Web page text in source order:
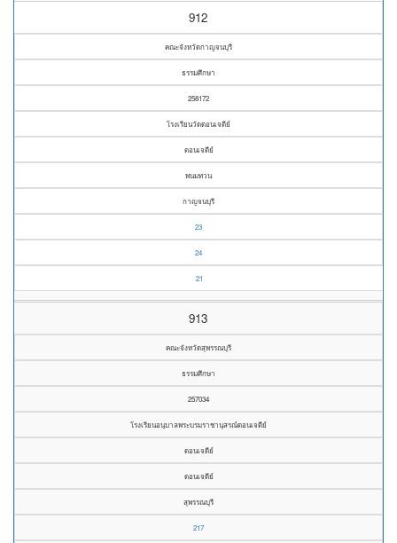
912
คณะจังหวัดกาญจนบุรี
ธรรมศึกษา
258172
โรงเรียนวัดดอนเจดีย์
ดอนเจดีย์
พนมทวน
กาญจนบุรี
23
24
21
913
คณะจังหวัดสุพรรณบุรี
ธรรมศึกษา
257034
โรงเรียนอนุบาลพระบรมราชานุสรณ์ดอนเจดีย์
ดอนเจดีย์
ดอนเจดีย์
สุพรรณบุรี
217